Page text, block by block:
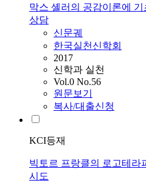
막스 셸러의 공감이론에
상담
신문궤
한국실천신학회
2017
신학과 실천
Vol.0 No.56
원문보기
복사/대출신청
KCI등재
빅토르 프랑클의 로고테라
시도